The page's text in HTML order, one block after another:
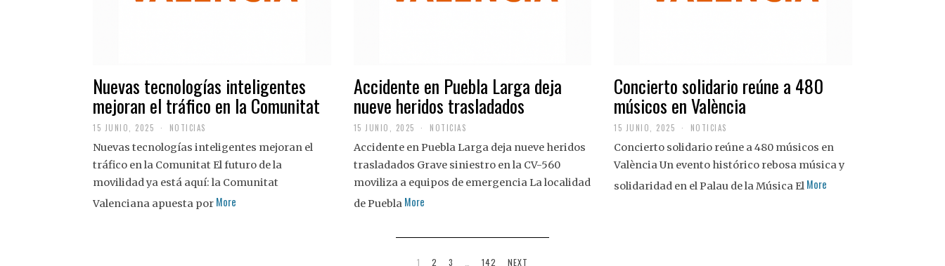
Nuevas tecnologías inteligentes
mejoran el tráfico en la Comunitat
15 JUNIO, 2025 NOTICIAS
Nuevas tecnologías inteligentes mejoran el
tráfico en la Comunitat El futuro de la
movilidad ya está aquí: la Comunitat
Valenciana apuesta por More
Accidente en Puebla Larga deja
nueve heridos trasladados
15 JUNIO, 2025 NOTICIAS
Accidente en Puebla Larga deja nueve heridos
trasladados Grave siniestro en la CV-560
moviliza a equipos de emergencia La localidad
de Puebla More
Concierto solidario reúne a 480
músicos en València
15 JUNIO, 2025 NOTICIAS
Concierto solidario reúne a 480 músicos en
València Un evento histórico rebosa música y
solidaridad en el Palau de la Música El More
1 2 3 … 142 NEXT